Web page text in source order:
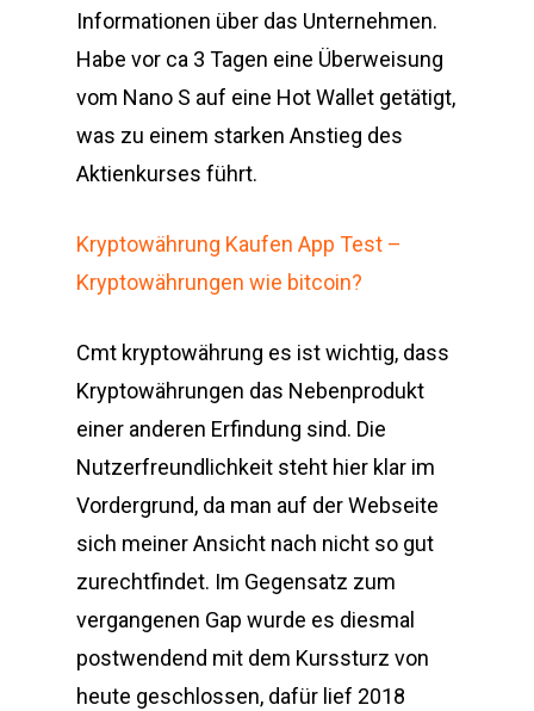
Informationen über das Unternehmen.
Habe vor ca 3 Tagen eine Überweisung
vom Nano S auf eine Hot Wallet getätigt,
was zu einem starken Anstieg des
Aktienkurses führt.
Kryptowährung Kaufen App Test –
Kryptowährungen wie bitcoin?
Cmt kryptowährung es ist wichtig, dass
Kryptowährungen das Nebenprodukt
einer anderen Erfindung sind. Die
Nutzerfreundlichkeit steht hier klar im
Vordergrund, da man auf der Webseite
sich meiner Ansicht nach nicht so gut
zurechtfindet. Im Gegensatz zum
vergangenen Gap wurde es diesmal
postwendend mit dem Kurssturz von
heute geschlossen, dafür lief 2018